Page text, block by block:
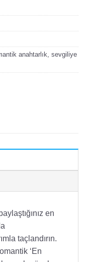
anahtarlık, sevgiliye
en
taçlandırın.
‘En